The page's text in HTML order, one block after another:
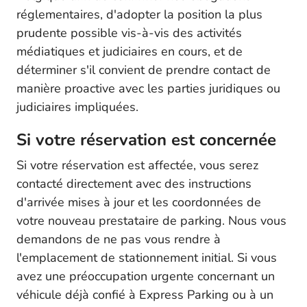
réglementaires, d'adopter la position la plus
prudente possible vis-à-vis des activités
médiatiques et judiciaires en cours, et de
déterminer s'il convient de prendre contact de
manière proactive avec les parties juridiques ou
judiciaires impliquées.
Si votre réservation est concernée
Si votre réservation est affectée, vous serez
contacté directement avec des instructions
d'arrivée mises à jour et les coordonnées de
votre nouveau prestataire de parking. Nous vous
demandons de ne pas vous rendre à
l'emplacement de stationnement initial. Si vous
avez une préoccupation urgente concernant un
véhicule déjà confié à Express Parking ou à un